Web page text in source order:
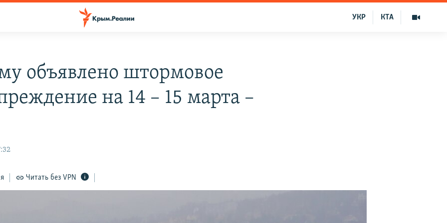
КТА
УКР
объявлено штормовое
на 14 – 15 марта –
Читать без VPN